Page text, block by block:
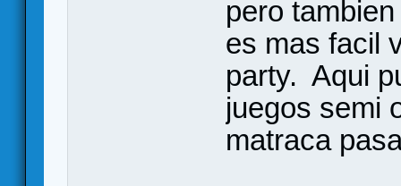
pero
es mas facil
party. Aqui
juegos semi
matraca